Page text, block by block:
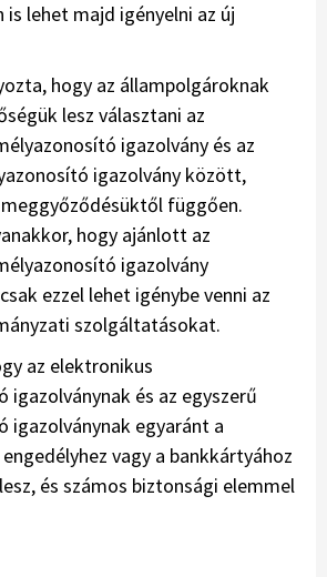
lehet majd igényelni az új
hogy az állampolgároknak
lesz választani az
igazolvány és az
igazolvány között,
függően.
hogy ajánlott az
igazolvány
ezzel lehet igénybe venni az
szolgáltatásokat.
az elektronikus
igazolványnak és az egyszerű
igazolványnak egyaránt a
vagy a bankkártyához
és számos biztonsági elemmel